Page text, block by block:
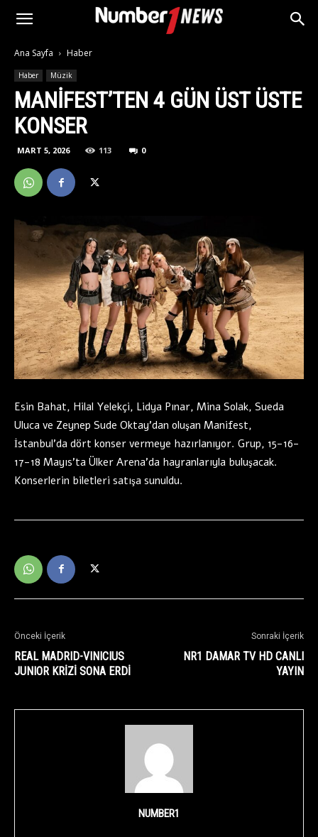
Ana Sayfa Haber
Haber Müzik
MANIFEST’TEN 4 GÜN ÜST ÜSTE
KONSER
MART 5, 2026 113 0
Esin Bahat, Hilal Yelekçi, Lidya Pınar, Mina Solak, Sueda
Uluca ve Zeynep Sude Oktay’dan oluşan Manifest,
İstanbul’da dört konser vermeye hazırlanıyor. Grup, 15-16-
17-18 Mayıs’ta Ülker Arena’da hayranlarıyla buluşacak.
Konserlerin biletleri satışa sunuldu.
Önceki İçerik
REAL MADRID-VINICIUS
JUNIOR KRİZİ SONA ERDİ
Sonraki İçerik
NR1 DAMAR TV HD CANLI
YAYIN
NUMBER1